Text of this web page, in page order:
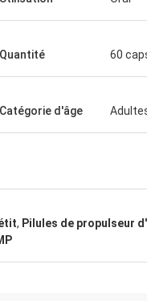
Quantité 60
Catégorie d'âge
, Pilules de propulseur